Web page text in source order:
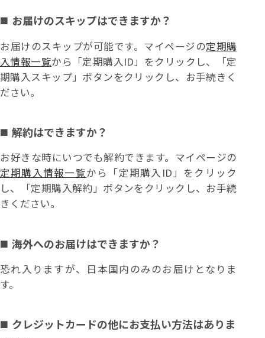
お届けのスキップはできますか？
お届けのスキップが可能です。マイページの定期購
入情報一覧から「定期購入ID」をクリックし、「定
期購入スキップ」ボタンをクリックし、お手続きく
ださい。
解約はできますか？
お好きな時にいつでも解約できます。マイページの
定期購入情報一覧から「定期購入ID」をクリック
し、「定期購入解約」ボタンをクリックし、お手続
きください。
海外へのお届けはできますか？
恐れ入りますが、日本国内のみのお届けとなりま
す。
クレジットカードの他にお支払い方法はありま